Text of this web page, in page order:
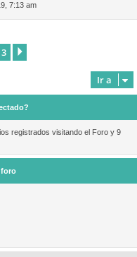
7:13 am
3
Ir a
registrados visitando el Foro y 9
foro